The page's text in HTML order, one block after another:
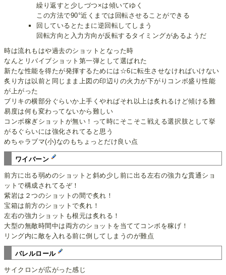
繰り返すと少しづつ×は傾いてゆく
この方法で90°近くまでは回転させることができる
回しているとたまに逆回転してしまう
回転方向と入力方向が反転するタイミングがあるようだ
時は流れもはや過去のショットとなった時
なんとリバイブショット第一弾として選ばれた
新たな性能を得たが発揮するためには☆6に転生させなければいけない
炙り方は以前と同じまま上図の印辺りの火力が下がりコンボ盛り性能
が上がった
ブリキの横部分ぐらいか上手くやればそれ以上は炙れるけど傾ける難
易度は何も変わってないから難しい
コンボ稼ぎショットが無い！って時にそこそこ戦える選択肢として挙
がるぐらいには強化されてると思う
めちゃラブマ(小)なのもちょっとだけ良い点
ワイバーン
前方に出る弱めのショットと斜め少し前に出る左右の強力な貫通ショ
ットで構成されてるぞ！
紫岩は２つのショットの間で炙れ！
宝箱は前方のショットで炙れ！
左右の強力ショットも根元は炙れる！
大型の無敵時間中は両方のショットを当ててコンボを稼げ！
リング内に敵を入れる前に倒してしまうのが難点
バレルロール
サイクロンが広がった感じ